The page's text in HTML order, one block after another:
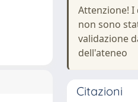
Attenzione! I
non sono
validazione
dell'ateneo
Citazioni